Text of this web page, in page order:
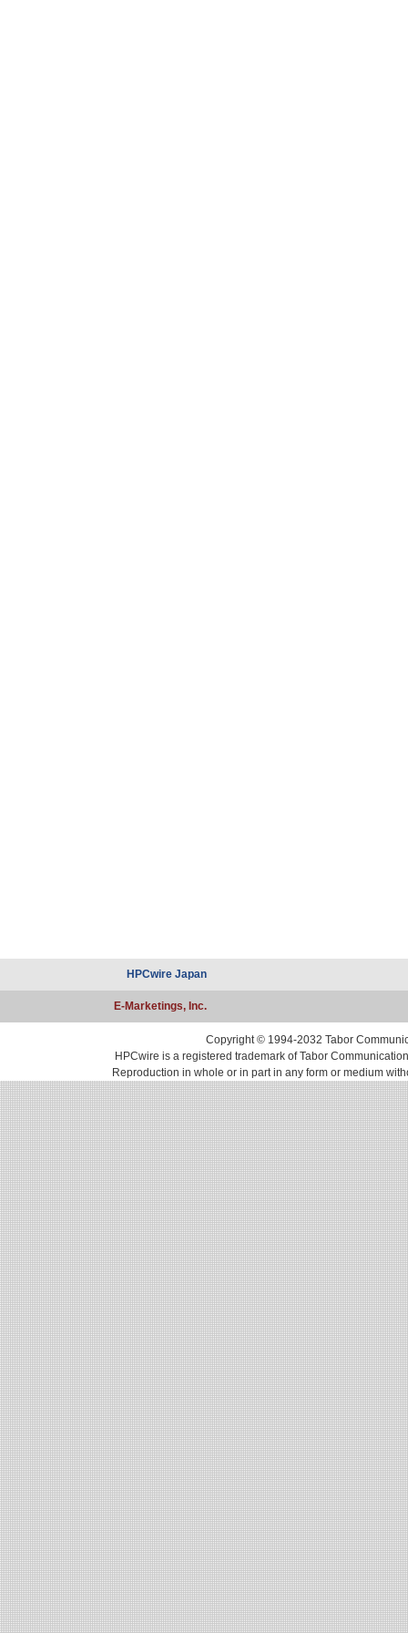
HPCwire Japan
E-Marketings, Inc.
Copyright © 1994-2032 Tabor
HPCwire is a registered trademark of Tabor
Reproduction in whole or in part in any form or medium